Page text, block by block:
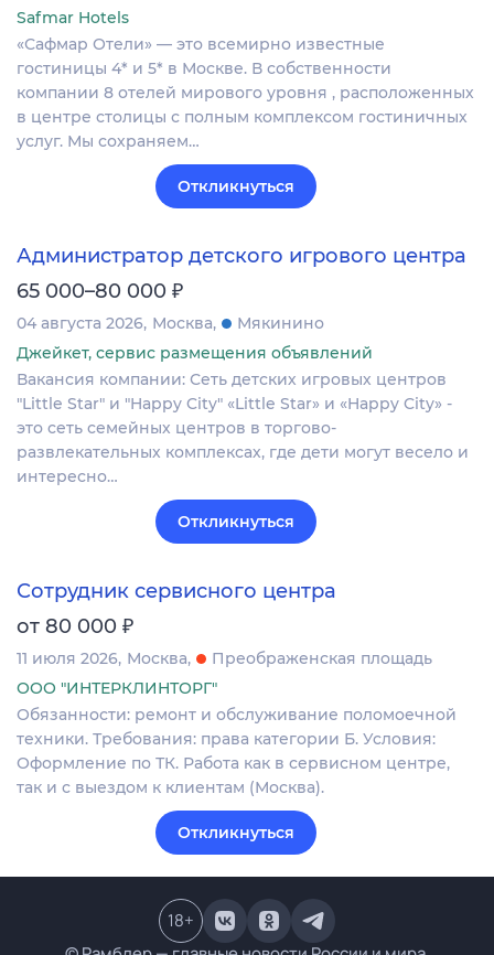
Safmar Hotels
«Сафмар Отели» — это всемирно известные
гостиницы 4* и 5* в Москве. В собственности
компании 8 отелей мирового уровня , расположенных
в центре столицы с полным комплексом гостиничных
услуг. Мы сохраняем…
Откликнуться
Администратор детского игрового центра
65 000–80 000 ₽
04 августа 2026 Москва
Мякинино
Джейкет, сервис размещения объявлений
Вакансия компании: Сеть детских игровых центров
"Little Star" и "Happy City" «Little Star» и «Happy City» -
это сеть семейных центров в торгово-
развлекательных комплексах, где дети могут весело и
интересно…
Откликнуться
Сотрудник сервисного центра
от 80 000 ₽
11 июля 2026 Москва
Преображенская площадь
ООО "ИНТЕРКЛИНТОРГ"
Обязанности: ремонт и обслуживание поломоечной
техники. Требования: права категории Б. Условия:
Оформление по ТК. Работа как в сервисном центре,
так и с выездом к клиентам (Москва).
Откликнуться
18+